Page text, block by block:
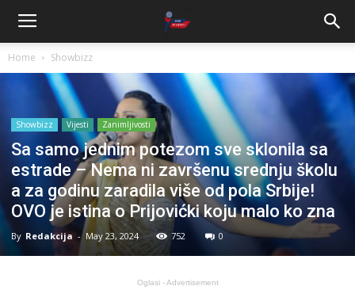
Home Showbizz
Showbizz Vijesti Zanimljivosti
Sa samo jednim potezom sve sklonila sa
estrade – Nema ni završenu srednju školu
a za godinu zaradila više od pola Srbije!
OVO je istina o Prijovićki koju malo ko zna
By Redakcija - May 23, 2024 752 0
Oglasi - Advertisement